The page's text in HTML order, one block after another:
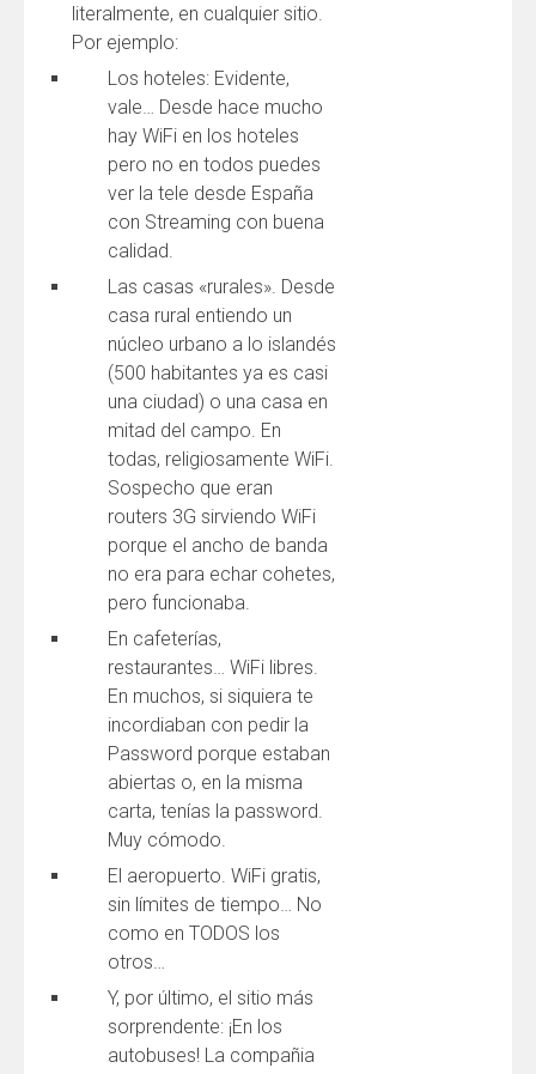
literalmente, en cualquier sitio.
Por ejemplo:
Los hoteles: Evidente,
vale… Desde hace mucho
hay WiFi en los hoteles
pero no en todos puedes
ver la tele desde España
con Streaming con buena
calidad.
Las casas «rurales». Desde
casa rural entiendo un
núcleo urbano a lo islandés
(500 habitantes ya es casi
una ciudad) o una casa en
mitad del campo. En
todas, religiosamente WiFi.
Sospecho que eran
routers 3G sirviendo WiFi
porque el ancho de banda
no era para echar cohetes,
pero funcionaba.
En cafeterías,
restaurantes… WiFi libres.
En muchos, si siquiera te
incordiaban con pedir la
Password porque estaban
abiertas o, en la misma
carta, tenías la password.
Muy cómodo.
El aeropuerto. WiFi gratis,
sin límites de tiempo… No
como en TODOS los
otros…
Y, por último, el sitio más
sorprendente: ¡En los
autobuses! La compañia